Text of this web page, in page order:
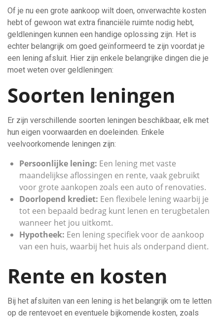
Of je nu een grote aankoop wilt doen, onverwachte kosten
hebt of gewoon wat extra financiële ruimte nodig hebt,
geldleningen kunnen een handige oplossing zijn. Het is
echter belangrijk om goed geïnformeerd te zijn voordat je
een lening afsluit. Hier zijn enkele belangrijke dingen die je
moet weten over geldleningen:
Soorten leningen
Er zijn verschillende soorten leningen beschikbaar, elk met
hun eigen voorwaarden en doeleinden. Enkele
veelvoorkomende leningen zijn:
Persoonlijke lening: Een lening met vaste
maandelijkse aflossingen en rente, vaak gebruikt
voor grote aankopen zoals een auto of renovaties.
Doorlopend krediet: Een flexibele lening waarbij je
tot een bepaald bedrag kunt lenen en terugbetalen
wanneer het jou uitkomt.
Hypotheek: Een lening specifiek voor de aankoop
van een huis, waarbij het huis als onderpand dient.
Rente en kosten
Bij het afsluiten van een lening is het belangrijk om te letten
op de rentevoet en eventuele bijkomende kosten, zoals